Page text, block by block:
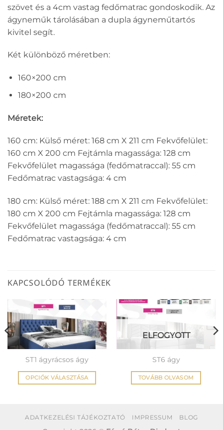
szövet és a 4cm vastag fedőmatrac gondoskodik. Az
ágyneműk tárolásában a dupla ágyneműtartós
kivitel segít.
Két különböző méretben:
160×200 cm
180×200 cm
Méretek:
160 cm: Külső méret: 168 cm X 211 cm Fekvőfelület:
160 cm X 200 cm Fejtámla magassága: 128 cm
Fekvőfelület magassága (fedőmatraccal): 55 cm
Fedőmatrac vastagsága: 4 cm
180 cm: Külső méret: 188 cm X 211 cm Fekvőfelület:
180 cm X 200 cm Fejtámla magassága: 128 cm
Fekvőfelület magassága (fedőmatraccal): 55 cm
Fedőmatrac vastagsága: 4 cm
KAPCSOLÓDÓ TERMÉKEK
ST1 ágyrácsos ágy
OPCIÓK VÁLASZTÁSA
több
ELFOGYOTT
ST6 ágy
TOVÁBB OLVASOM
ADATKEZELÉSI TÁJÉKOZTATÓ IMPRESSUM BLOG